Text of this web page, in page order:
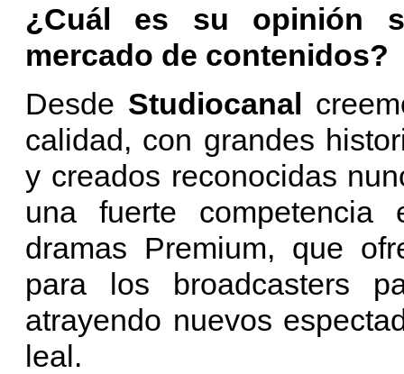
¿Cuál es su opinión
mercado de contenidos?
Desde Studiocanal
calidad, con grandes
y creados reconocidas
una fuerte
dramas Premium, que
para los broadcasters
atrayendo nuevos
leal.